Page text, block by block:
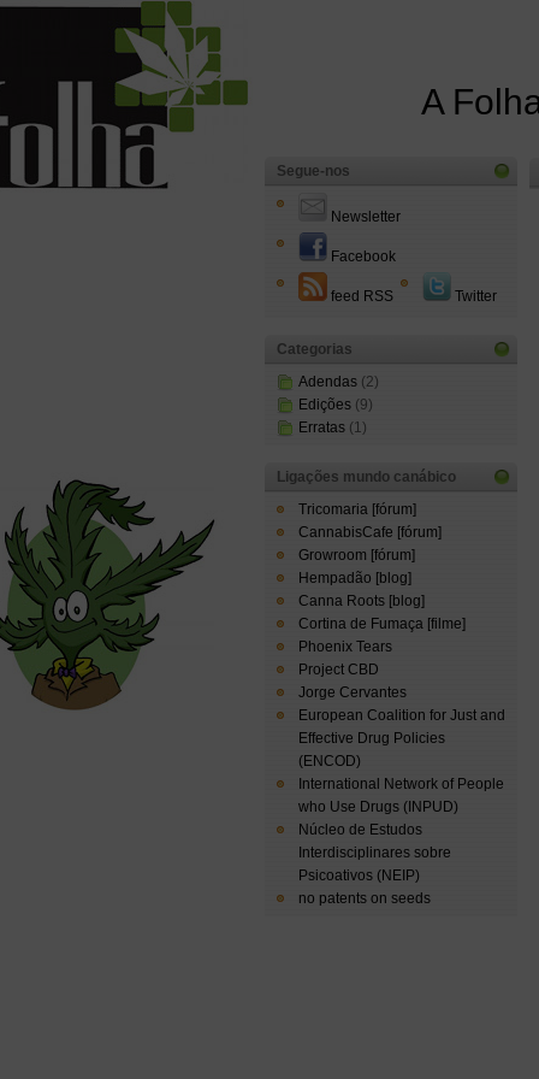
A
Segue-nos
Newsletter
Facebook
feed RSS Twitter
Categorias
Adendas (2)
Edições (9)
Erratas (1)
Ligações mundo canábico
Tricomaria [fórum]
CannabisCafe [fórum]
Growroom [fórum]
Hempadão [blog]
Canna Roots [blog]
Cortina de Fumaça [filme]
Phoenix Tears
Project CBD
Jorge Cervantes
European Coalition for Just and
Effective Drug Policies
(ENCOD)
International Network of People
who Use Drugs (INPUD)
Núcleo de Estudos
Interdisciplinares sobre
Psicoativos (NEIP)
no patents on seeds